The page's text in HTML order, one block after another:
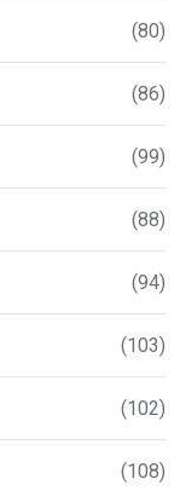
(80)
(86)
(99)
(88)
(94)
(103)
(102)
(108)